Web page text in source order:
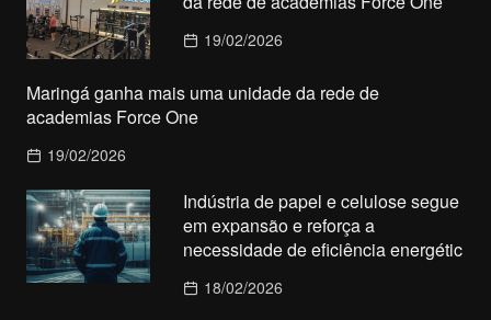
19/02/2026
Maringá ganha mais uma unidade da rede de
academias Force One
19/02/2026
Indústria de papel e celulose segue
em expansão e reforça a
necessidade de eficiência energétic
18/02/2026